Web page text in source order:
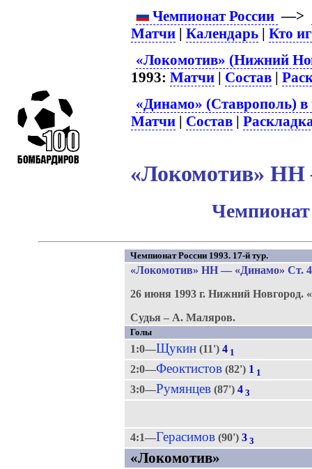
Чемпионат России —>
Матчи |Календарь |Кто
«Локомотив» (Нижний
1993:Матчи | Состав |
«Динамо» (Ставрополь) в
Матчи | Состав |
«Локомотив» НН
Чемпионат
Чемпионат России 1993. 17-й тур.
«Локомотив» НН— «Динамо» Ст.
26 июня 1993 г. Нижний Новгород.
Судья – А. Маляров.
Голы
1:0—Щукин(11') 4 1
2:0—Феоктистов(82') 1 1
3:0—Румянцев(87') 4 3
4:1—Герасимов(90') 3 3
«Локомотив»